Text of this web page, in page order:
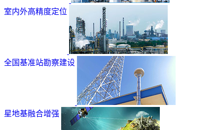
室内外高精度定位
全国基准站勘察建设
星地基融合增强